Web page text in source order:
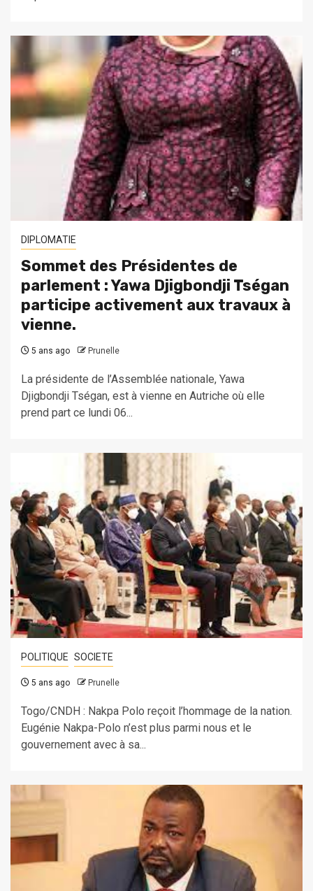
DIPLOMATIE
Sommet des Présidentes de
parlement : Yawa Djigbondji Tségan
participe activement aux travaux à
vienne.
5 ans ago Prunelle
La présidente de l’Assemblée nationale, Yawa
Djigbondji Tségan, est à vienne en Autriche où elle
prend part ce lundi 06...
POLITIQUE SOCIETE
5 ans ago Prunelle
Togo/CNDH : Nakpa Polo reçoit l’hommage de la nation.
Eugénie Nakpa-Polo n’est plus parmi nous et le
gouvernement avec à sa...